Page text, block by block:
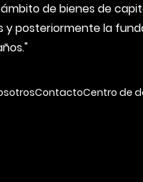
de bienes de
y posteriormente la
ContactoCentro de